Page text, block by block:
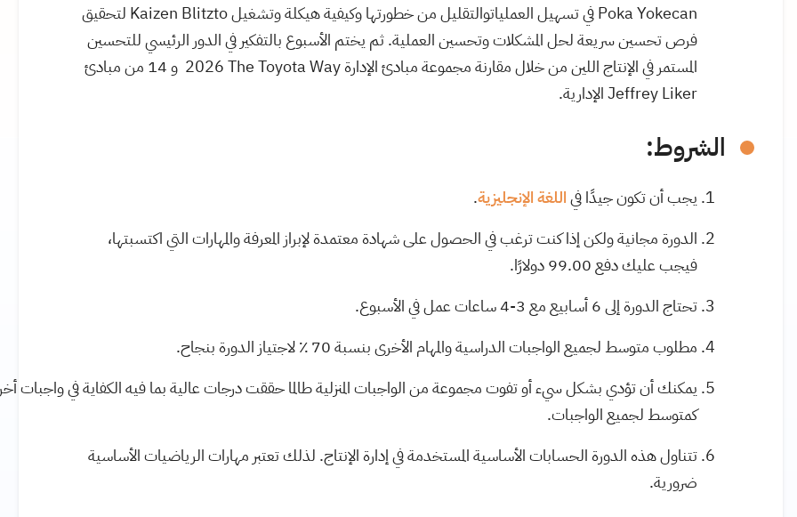
Poka Yokecanفي تسهيل العملياتوالتقليل من خطورتها وكيفية هيكلة وتشغيلKaizen Blitzto لتحقيق
فرص تحسين سريعة لحل المشكلات وتحسين العملية. ثم يختم الأسبوع بالتفكير في الدور الرئيسي للتحسين
المستمر في الإنتاج اللين من خلال مقارنة مجموعة مبادئ الإدارةThe Toyota Way
Jeffrey Likerالإدارية.
الشروط:
يجب أن تكون جيدًا فياللغةالإنجليزية.
الدورة مجانية ولكن إذا كنت ترغب في الحصول على شهادة معتمدة لإبراز المعرفة والمهارات التي اكتسبتها،
فيجب عليك دفع 99.00 دولارًا.
تحتاج الدورة إلى 6 أسابيع مع 3-4 ساعات عمل في الأسبوع.
مطلوب متوسط لجميع الواجبات الدراسية والمهام الأخرى بنسبة 70 ٪ لاجتياز الدورة بنجاح.
كمتوسط لجميع الواجبات.
تتناول هذه الدورة الحسابات الأساسية المستخدمة في إدارة الإنتاج. لذلك تعتبر مهارات الرياضيات الأساسية
ضرورية.